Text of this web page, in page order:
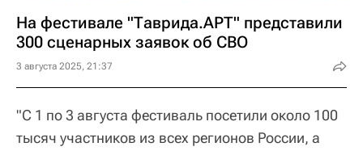
На фестивале "Таврида.АРТ" представили
300 сценарных заявок об СВО
3 августа 2025, 21:37
"С 1 по 3 августа фестиваль посетили около 100
тысяч участников из всех регионов России, а